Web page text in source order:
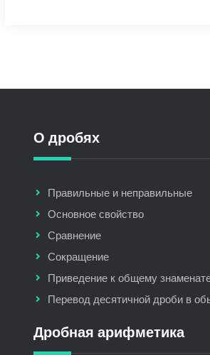
О дробях
Правильные и неправильные
Основное свойство
Сравнение
Сокращение
Приведение к общему
Перевод десятичной дроби в
Дробная арифметика